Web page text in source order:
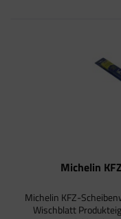
Michelin
Michelin KFZ-
Wischblatt